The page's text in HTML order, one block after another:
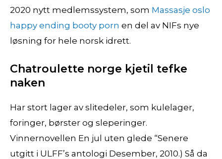
2020 nytt medlemssystem, som Massasje oslo
happy ending booty porn en del av NIFs nye
løsning for hele norsk idrett.
Chatroulette norge kjetil tefke
naken
Har stort lager av slitedeler, som kulelager,
foringer, børster og sleperinger.
Vinnernovellen En jul uten glede “Senere
utgitt i ULFF’s antologi Desember, 2010.) Så da